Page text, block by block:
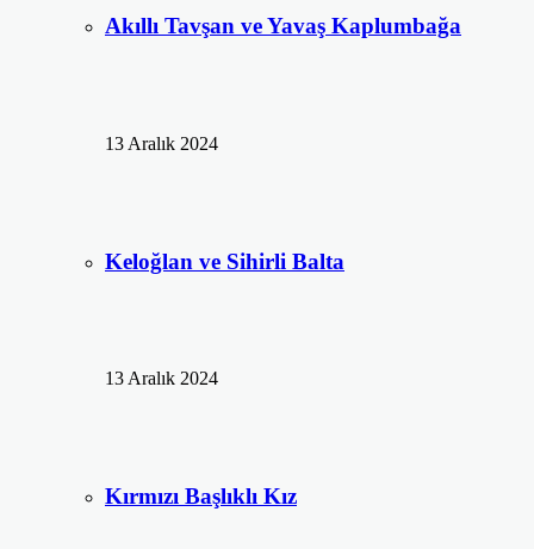
Akıllı Tavşan ve Yavaş Kaplumbağa
13 Aralık 2024
Keloğlan ve Sihirli Balta
13 Aralık 2024
Kırmızı Başlıklı Kız